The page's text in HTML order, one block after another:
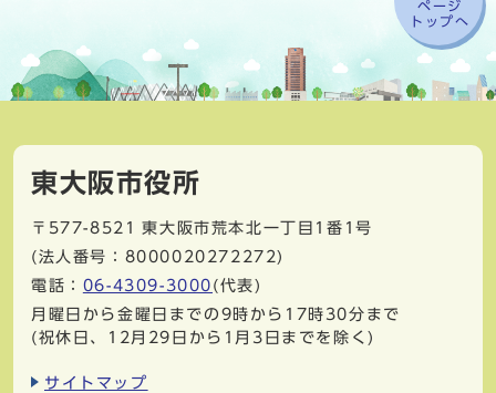
ページ
トップへ
東大阪市役所
〒577-8521
東大阪市荒本北一丁目1番1号
(法人番号：8000020272272)
電話： 06-4309-3000 (代表)
月曜日から金曜日までの9時から17時30分まで
(祝休日、12月29日から1月3日までを除く)
サイトマップ